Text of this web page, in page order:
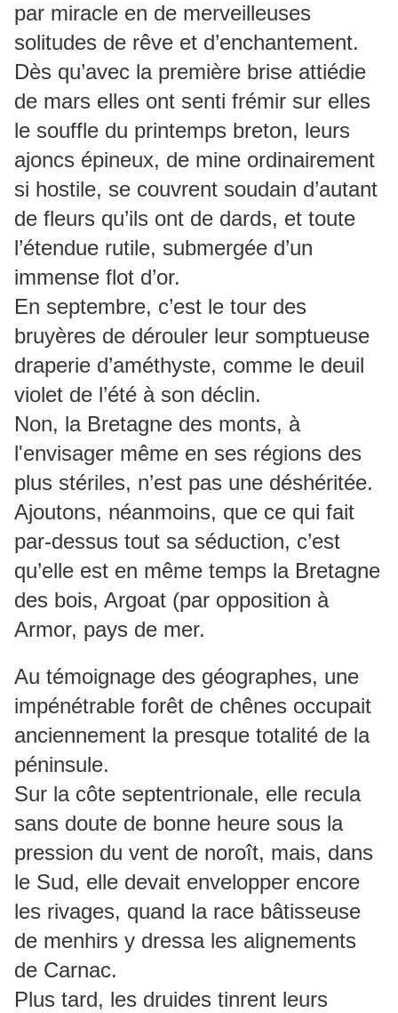
par miracle en de merveilleuses
solitudes de rêve et d’enchantement.
Dès qu’avec la première brise attiédie
de mars elles ont senti frémir sur elles
le souffle du printemps breton, leurs
ajoncs épineux, de mine ordinairement
si hostile, se couvrent soudain d’autant
de fleurs qu’ils ont de dards, et toute
l’étendue rutile, submergée d’un
immense flot d’or.
En septembre, c’est le tour des
bruyères de dérouler leur somptueuse
draperie d’améthyste, comme le deuil
violet de l’été à son déclin.
Non, la Bretagne des monts, à
l'envisager même en ses régions des
plus stériles, n’est pas une déshéritée.
Ajoutons, néanmoins, que ce qui fait
par-dessus tout sa séduction, c’est
qu’elle est en même temps la Bretagne
des bois, Argoat (par opposition à
Armor, pays de mer.
Au témoignage des géographes, une
impénétrable forêt de chênes occupait
anciennement la presque totalité de la
péninsule.
Sur la côte septentrionale, elle recula
sans doute de bonne heure sous la
pression du vent de noroît, mais, dans
le Sud, elle devait envelopper encore
les rivages, quand la race bâtisseuse
de menhirs y dressa les alignements
de Carnac.
Plus tard, les druides tinrent leurs